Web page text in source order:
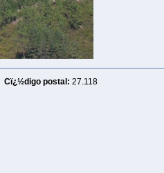
Cï¿½digo postal: 27.118